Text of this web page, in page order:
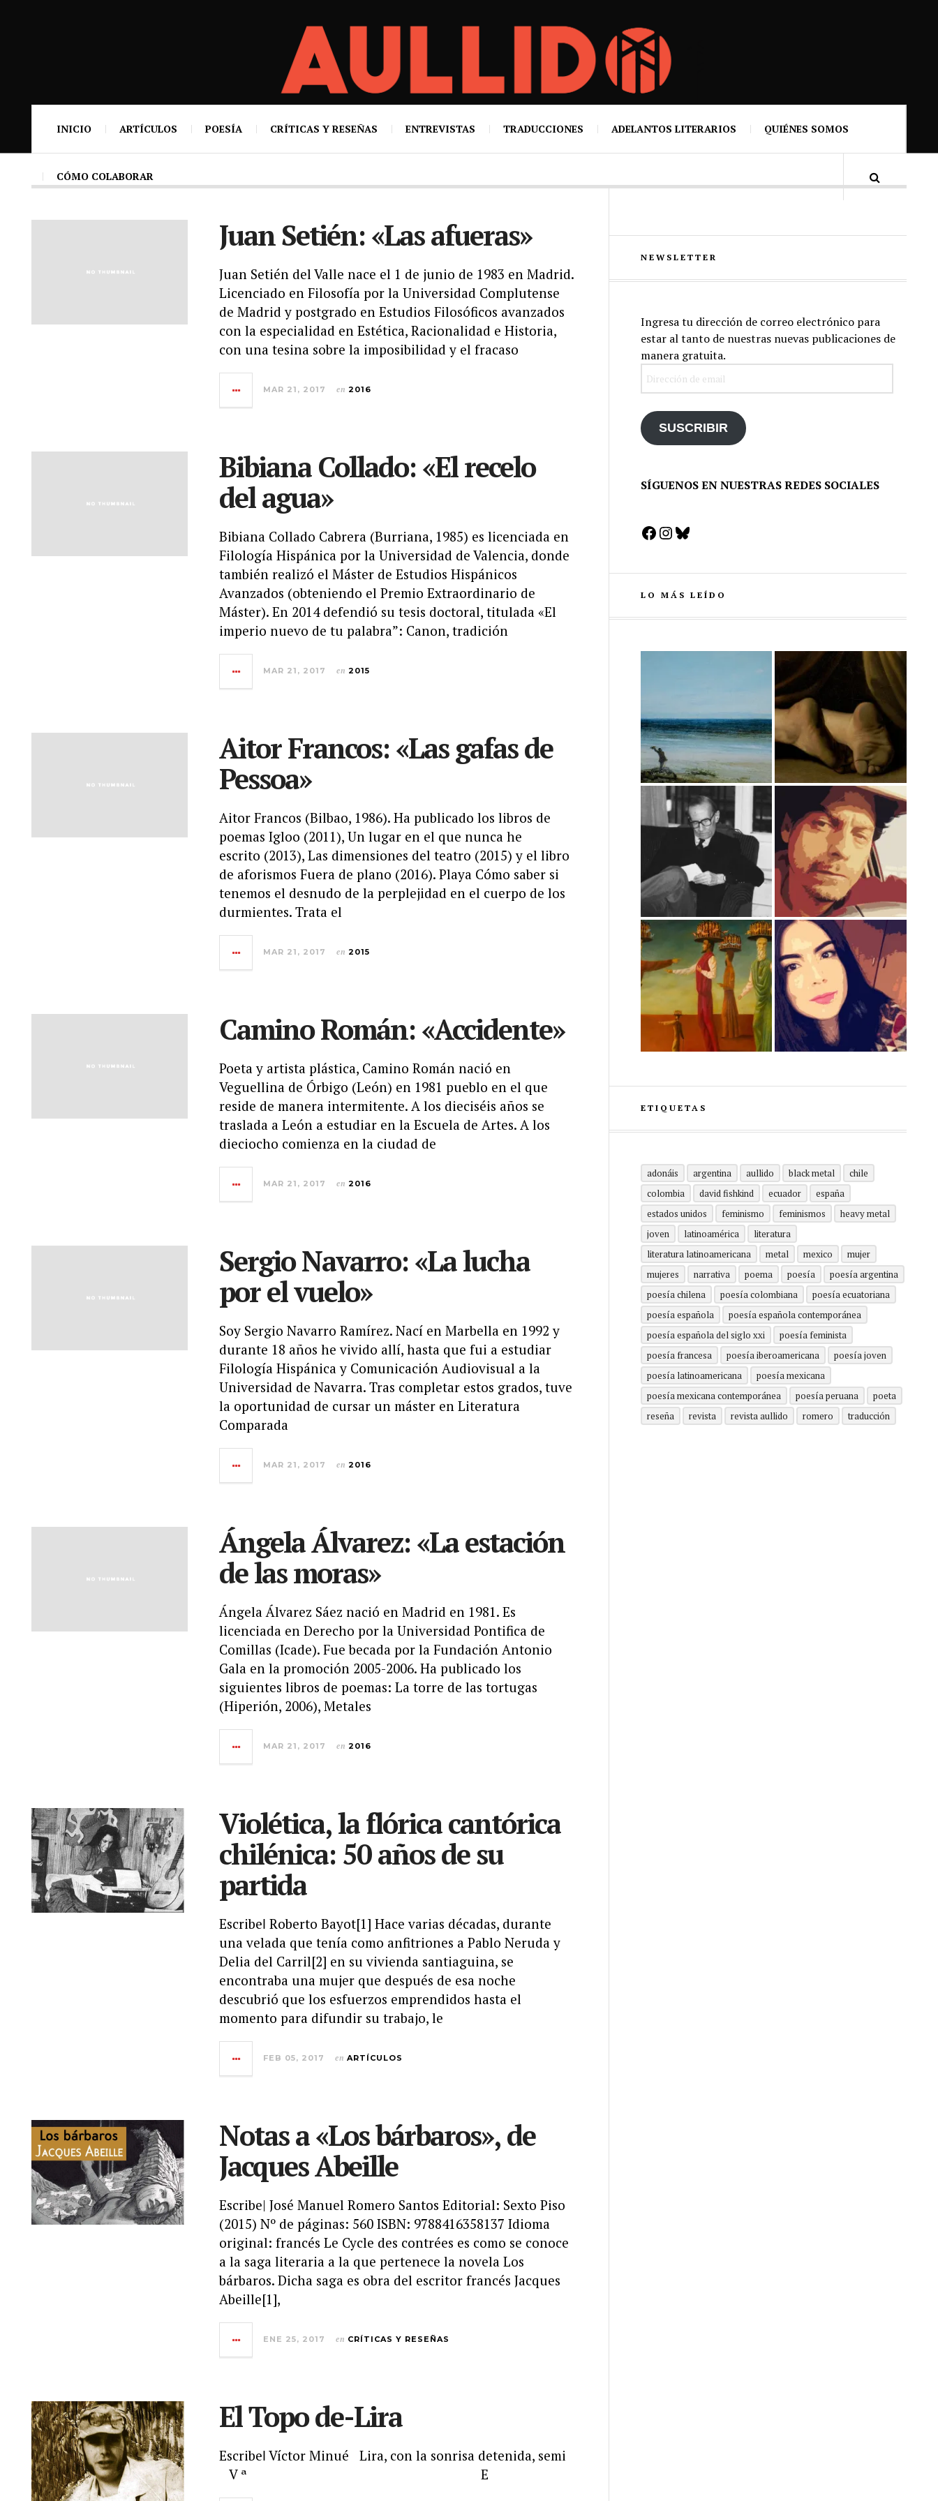
INICIO ARTÍCULOS POESÍA CRÍTICAS Y RESEÑAS ENTREVISTAS TRADUCCIONES ADELANTOS LITERARIOS QUIÉNES SOMOS
CÓMO COLABORAR
Juan Setién: «Las afueras»
Juan Setién del Valle nace el 1 de junio de 1983 en Madrid.
Licenciado en Filosofía por la Universidad Complutense
de Madrid y postgrado en Estudios Filosóficos avanzados
con la especialidad en Estética, Racionalidad e Historia,
con una tesina sobre la imposibilidad y el fracaso
MAR 21, 2017 en 2016
Bibiana Collado: «El recelo
del agua»
Bibiana Collado Cabrera (Burriana, 1985) es licenciada en
Filología Hispánica por la Universidad de Valencia, donde
también realizó el Máster de Estudios Hispánicos
Avanzados (obteniendo el Premio Extraordinario de
Máster). En 2014 defendió su tesis doctoral, titulada «El
imperio nuevo de tu palabra”: Canon, tradición
MAR 21, 2017 en 2015
Aitor Francos: «Las gafas de
Pessoa»
Aitor Francos (Bilbao, 1986). Ha publicado los libros de
poemas Igloo (2011), Un lugar en el que nunca he
escrito (2013), Las dimensiones del teatro (2015) y el libro
de aforismos Fuera de plano (2016). Playa Cómo saber si
tenemos el desnudo de la perplejidad en el cuerpo de los
durmientes. Trata el
MAR 21, 2017 en 2015
Camino Román: «Accidente»
Poeta y artista plástica, Camino Román nació en
Veguellina de Órbigo (León) en 1981 pueblo en el que
reside de manera intermitente. A los dieciséis años se
traslada a León a estudiar en la Escuela de Artes. A los
dieciocho comienza en la ciudad de
MAR 21, 2017 en 2016
Sergio Navarro: «La lucha
por el vuelo»
Soy Sergio Navarro Ramírez. Nací en Marbella en 1992 y
durante 18 años he vivido allí, hasta que fui a estudiar
Filología Hispánica y Comunicación Audiovisual a la
Universidad de Navarra. Tras completar estos grados, tuve
la oportunidad de cursar un máster en Literatura
Comparada
MAR 21, 2017 en 2016
Ángela Álvarez: «La estación
de las moras»
Ángela Álvarez Sáez nació en Madrid en 1981. Es
licenciada en Derecho por la Universidad Pontifica de
Comillas (Icade). Fue becada por la Fundación Antonio
Gala en la promoción 2005-2006. Ha publicado los
siguientes libros de poemas: La torre de las tortugas
(Hiperión, 2006), Metales
MAR 21, 2017 en 2016
Violética, la flórica cantórica
chilénica: 50 años de su
partida
Escribeǀ Roberto Bayot[1] Hace varias décadas, durante
una velada que tenía como anfitriones a Pablo Neruda y
Delia del Carril[2] en su vivienda santiaguina, se
encontraba una mujer que después de esa noche
descubrió que los esfuerzos emprendidos hasta el
momento para difundir su trabajo, le
FEB 05, 2017 en ARTÍCULOS
Notas a «Los bárbaros», de
Jacques Abeille
Escribe| José Manuel Romero Santos Editorial: Sexto Piso
(2015) Nº de páginas: 560 ISBN: 9788416358137 Idioma
original: francés Le Cycle des contrées es como se conoce
a la saga literaria a la que pertenece la novela Los
bárbaros. Dicha saga es obra del escritor francés Jacques
Abeille[1],
ENE 25, 2017 en CRÍTICAS Y RESEÑAS
El Topo de-Lira
Escribeǀ Víctor Minué Lira, con la sonrisa detenida, semi
V ª E
NEWSLETTER
Ingresa tu dirección de correo electrónico para
estar al tanto de nuestras nuevas publicaciones de
manera gratuita.
SUSCRIBIR
SÍGUENOS EN NUESTRAS REDES SOCIALES
Facebook
Instagram
Bluesky
LO MÁS LEÍDO
ETIQUETAS
adonáis argentina aullido black metal
chile
colombia
david fishkind ecuador
españa
estados unidos
feminismo feminismos
heavy metal
joven
latinoamérica
literatura
literatura latinoamericana
metal mexico
mujer
mujeres
narrativa poema poesía
poesía argentina
poesía chilena
poesía colombiana
poesía ecuatoriana
poesía española
poesía española contemporánea
poesía española del siglo xxi
poesía feminista
poesía francesa
poesía iberoamericana
poesía joven
poesía latinoamericana
poesía mexicana
poesía mexicana contemporánea
poesía peruana
poeta
reseña
revista revista aullido romero traducción